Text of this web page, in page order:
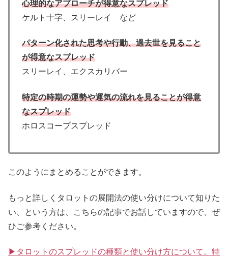
心理的なアプローチが得意なスプレッド
ケルト十字、スリーレイ など
パターン化された思考や行動、過去世を見ること
が得意なスプレッド
スリーレイ、エクスカリバー
特定の時期の運勢や運気の流れを見ることが得意
なスプレッド
ホロスコープスプレッド
このようにまとめることができます。
もっと詳しくタロットの展開法の使い分けについて知りた
い、という方は、こちらの記事でお話していますので、ぜ
ひご参考ください。
▶タロットのスプレッドの種類と使い分け方について。特